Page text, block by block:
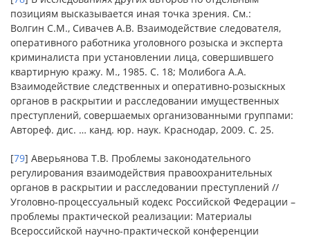
позициям высказывается иная точка зрения. См.:
Волгин С.М., Сивачев А.В. Взаимодействие следователя,
оперативного работника уголовного розыска и эксперта
криминалиста при установлении лица, совершившего
квартирную кражу. М., 1985. С. 18; Молибога А.А.
Взаимодействие следственных и оперативно-розыскных
органов в раскрытии и расследовании имущественных
преступлений, совершаемых организованными группами:
Автореф. дис. … канд. юр. наук. Краснодар, 2009. С. 25.
[79] Аверьянова Т.В. Проблемы законодательного
регулирования взаимодействия правоохранительных
органов в раскрытии и расследовании преступлений //
Уголовно-процессуальный кодекс Российской Федерации –
проблемы практической реализации: Материалы
Всероссийской научно-практической конференции